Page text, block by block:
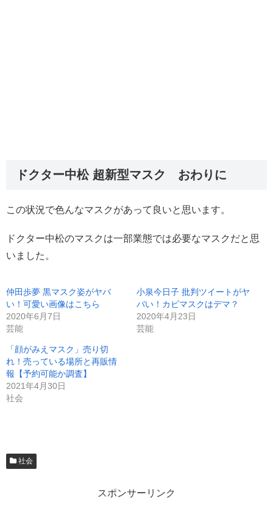
ドクター中松 超新型マスク おわりに
この状況で色んなマスクがあって良いと思います。
ドクター中松のマスクは一部業態では必要なマスクだと思
いました。
仲田歩夢 黒マスク姿がヤバ
い！可愛い画像はこちら
2020年6月7日
芸能
小泉今日子 批判ツイートがヤ
バい！カビマスクはデマ？
2020年4月23日
芸能
「顔がみえマスク」売り切
れ！売っている場所と再販情
報【予約可能か調査】
2021年4月30日
社会
社会
スポンサーリンク